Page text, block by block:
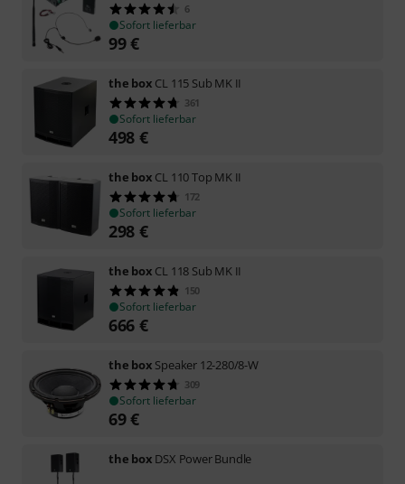
6
Sofort lieferbar
99€
the box CL 115 Sub MK II
361
Sofort lieferbar
498 €
the box CL 110 Top MK II
172
Sofort lieferbar
298 €
the box CL 118 Sub MK II
150
Sofort lieferbar
666 €
the box Speaker 12-280/8-W
309
Sofort lieferbar
69€
the box DSX Power Bundle